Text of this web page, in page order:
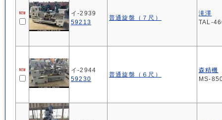
イ-2939
59213
普通旋盤（７尺）
滝澤
TAL-
イ-2944
59230
普通旋盤（６尺）
森精機
MS-